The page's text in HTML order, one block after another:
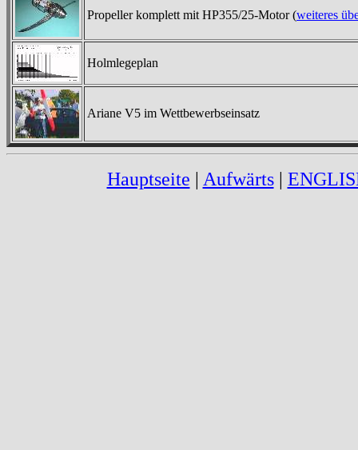
Propeller komplett mit HP355/25-Motor (weiteres
Holmlegeplan
Ariane V5 im Wettbewerbseinsatz
Hauptseite | Aufwärts|